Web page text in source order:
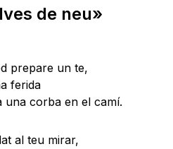
de neu»
prepare un te,
ferida
una corba en el camí.
al teu mirar,